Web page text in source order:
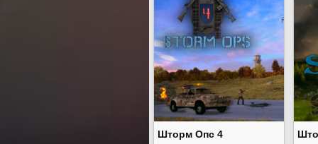
Шторм Опс 4